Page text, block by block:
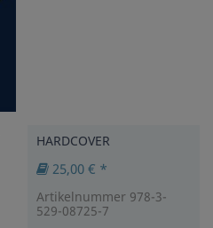
HARDCOVER
25,00 € *
Artikelnummer 978-3-
529-08725-7